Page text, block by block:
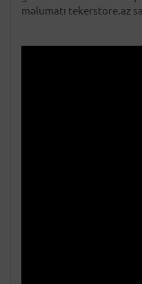
məlumatı tekerstore.az